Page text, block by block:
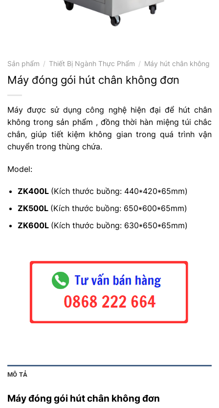
Sản phẩm / Thiết Bị Ngành Thực Phẩm / Máy hút chân không
Máy đóng gói hút chân không đơn
Máy được sử dụng công nghệ hiện đại để hút chân
không trong sản phẩm , đồng thời hàn miệng túi chắc
chắn, giúp tiết kiệm không gian trong quá trình vận
chuyển trong thùng chứa.
Model:
ZK400L (Kích thước buồng: 440*420*65mm)
ZK500L (Kích thước buồng: 650*600*65mm)
ZK600L (Kích thước buồng: 630*650*65mm)
MÔ TẢ
Máy đóng gói hút chân không đơn